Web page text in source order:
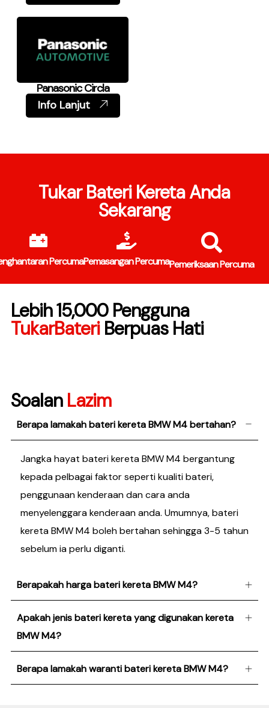
Panasonic Circla
Info Lanjut
Tukar Bateri Kereta Anda
Sekarang
PercumaPemasangan PercumaPemeriksaan Percuma
Lebih 15,000 Pengguna
TukarBateriBerpuas Hati
Soalan Lazim
Berapa lamakah bateri kereta BMW M4 bertahan?
Jangka hayat bateri kereta BMW M4 bergantung
kepada pelbagai faktor seperti kualiti bateri,
penggunaan kenderaan dan cara anda
menyelenggara kenderaan anda. Umumnya, bateri
kereta BMW M4 boleh bertahan sehingga 3-5 tahun
sebelum ia perlu diganti.
Berapakah harga bateri kereta BMW M4?
Apakah jenis bateri kereta yang digunakan kereta
BMW M4?
Berapa lamakah waranti bateri kereta BMW M4?